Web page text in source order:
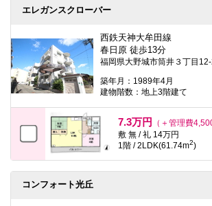
エレガンスクローバー
西鉄天神大牟田線
春日原 徒歩13分
福岡県大野城市筒井３丁目
築年月：1989年4月
建物階数：地上3階建て
7.3万円
（＋管理費
敷 無 / 礼 14万円
1階 / 2LDK(61.74m2)
コンフォート光丘